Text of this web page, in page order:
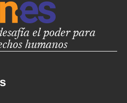
el poder para
humanos